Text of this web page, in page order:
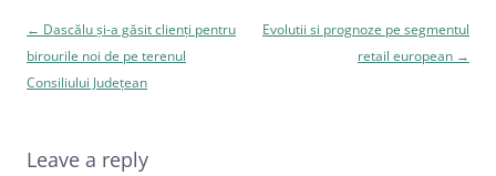
Navigare
în
articole
← Dascălu și-a găsit clienți pentru
birourile noi de pe terenul
Consiliului Județean
Evolutii si prognoze pe segmentul
retail european →
Leave a reply